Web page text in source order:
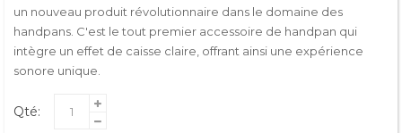
un nouveau produit révolutionnaire dans le domaine des
handpans. C'est le tout premier accessoire de handpan qui
intègre un effet de caisse claire, offrant ainsi une expérience
sonore unique.
Qté: